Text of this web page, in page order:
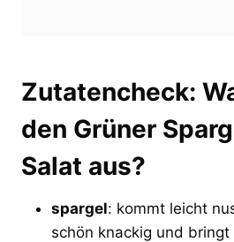
Zutatencheck:
den Grüner
Salat aus?
spargel: kommt leicht
schön knackig und bringt